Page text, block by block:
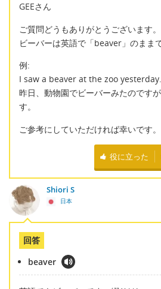
GEEさん
ご質問どうもありがとうございます。
ビーバーは英語で「beaver」のままで
例:
I saw a beaver at the zoo
昨日、動物園でビーバーみたのです
す。
ご参考にしていただければ幸いです。
役に立った
Shiori S
日本
回答
beaver